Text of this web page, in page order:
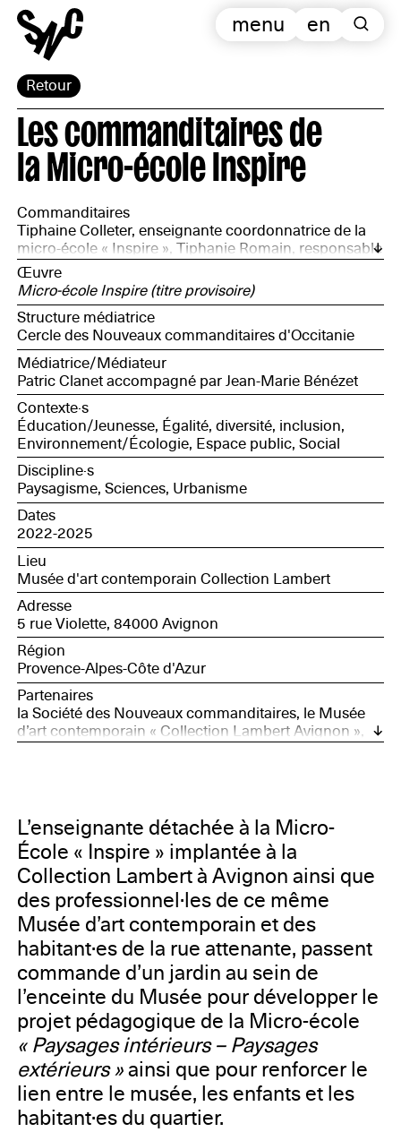
Retour
en
menu
Les commanditaires de
la Micro-école Inspire
Commanditaires
Tiphaine Colleter, enseignante coordonnatrice de la
micro-école « Inspire », Tiphanie Romain, responsable
des publics du Musée, Jessica Maurin, habitante du
quartier, Stéphanie Lebreton, habitante du quartier,
Julien Maurin, habitant du quartier, Stéphane Ibars,
directeur artistique du Musée, Jean Christophe Radke,
régisseur du Musée, Guillaume Labeaume, agent en
charge de la sécurité du musée
Œuvre
Micro-école Inspire (titre provisoire)
Structure médiatrice
Cercle des Nouveaux commanditaires d'Occitanie
Médiatrice/Médiateur
Patric Clanet accompagné par Jean-Marie Bénézet
Contexte·s
Éducation/Jeunesse, Égalité, diversité, inclusion,
Environnement/Écologie, Espace public, Social
Discipline·s
Paysagisme, Sciences, Urbanisme
Dates
2022-2025
Lieu
Musée d'art contemporain Collection Lambert
Adresse
5 rue Violette, 84000 Avignon
Région
Provence-Alpes-Côte d'Azur
Partenaires
la Société des Nouveaux commanditaires, le Musée
d’art contemporain « Collection Lambert Avignon »,
Département du Vaucluse, l’association « Semailles »,
les mécènes de la Collection Lambert
L’enseignante détachée à la Micro-
École « Inspire » implantée à la
Collection Lambert à Avignon ainsi que
des professionnel·les de ce même
Musée d’art contemporain et des
habitant·es de la rue attenante, passent
commande d’un jardin au sein de
l’enceinte du Musée pour développer le
projet pédagogique de la Micro-école
« Paysages intérieurs – Paysages
extérieurs »ainsi que pour renforcer le
lien entre le musée, les enfants et les
habitant·es du quartier.